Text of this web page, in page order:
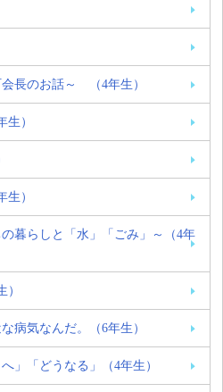
長のお話～ （4年生）
）
）
暮らしと「水」「ごみ」～（4年
病気なんだ。（6年生）
」「どうなる」（4年生）